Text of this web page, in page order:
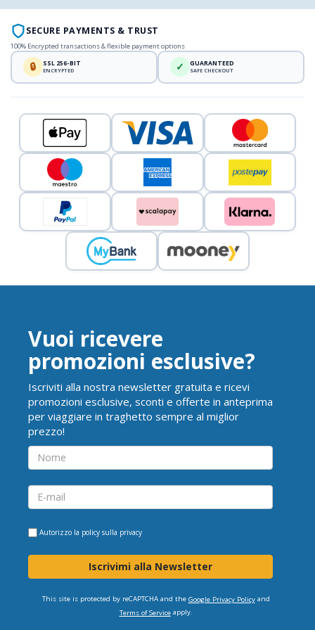
SECURE PAYMENTS & TRUST
100% Encrypted transactions & flexible payment options
🔒 SSL 256-BIT
ENCRYPTED ✓ GUARANTEED
SAFE CHECKOUT
Vuoi ricevere
promozioni esclusive?
Iscriviti alla nostra newsletter gratuita e ricevi
promozioni esclusive, sconti e offerte in anteprima
per viaggiare in traghetto sempre al miglior
prezzo!
Autorizzo la policy sulla privacy
Iscrivimi alla Newsletter
This site is protected by reCAPTCHA and the Google Privacy Policyand
Terms of Serviceapply.